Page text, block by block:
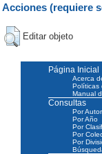
Acciones (requiere
Editar objeto
Página Inicial
Acerca
Políticas
Manual
Consultas
Por Autor
Por Año
Por
Por
Por